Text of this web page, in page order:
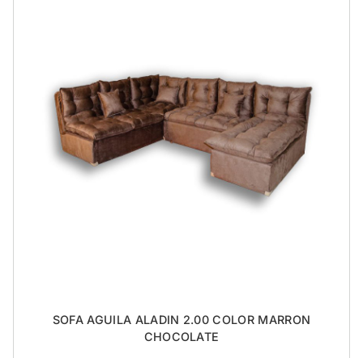
SOFA AGUILA ALADIN 2.00 COLOR MARRON
CHOCOLATE